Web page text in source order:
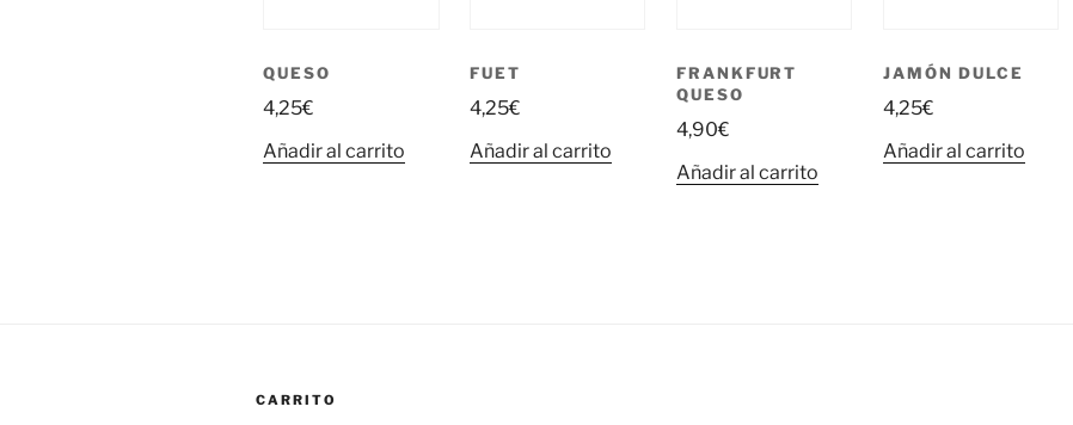
QUESO
4,25€
Añadir al carrito
FUET
4,25€
Añadir al carrito
FRANKFURT
QUESO
4,90€
Añadir al carrito
JAMÓN DULCE
4,25€
Añadir al carrito
CARRITO